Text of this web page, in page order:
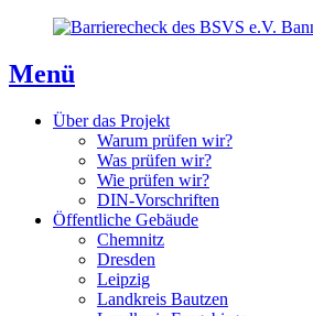
Inhaltsverzeichnis
Kontaktseite
Inhalt
Menü
Über das Projekt
Warum prüfen wir?
Was prüfen wir?
Wie prüfen wir?
DIN-Vorschriften
Öffentliche Gebäude
Chemnitz
Dresden
Leipzig
Landkreis Bautzen